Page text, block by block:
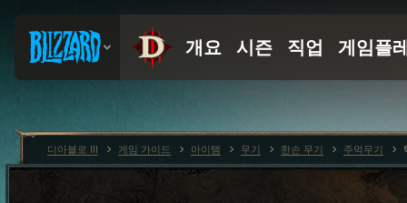
디아블로 III 게임 가이드 아이템 무기 한손 무기 주먹무기